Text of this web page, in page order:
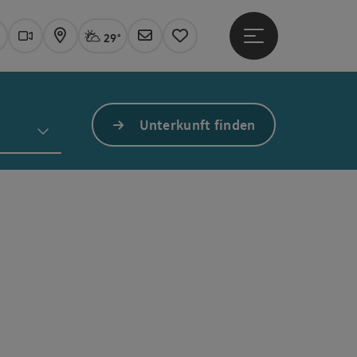
Webcams
KarteAktuelles Wetter Linz, stark bewölkt
29°
Newsletter
Merkzettel
Hauptmenü öffnen
Unterkunft finden